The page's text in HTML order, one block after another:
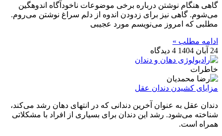
گاهی هنگام نوشتن درباره برخی موضوعات ناخودآگاه اندوهگین
می‌شوم. گاهی نیز برای زدودن اندوه از دلم سراغ نوشتن می‌روم.
مطلبی که امروز می‌نویسم مورد عجیبی
ادامه مطلب »
24 آبان 1404
4 دیدگاه
خاطرات
مزایای کشیدن دندان عقل
دندان عقل به عنوان آخرین دندانی که در انتهای دهان رشد می‌کند،
شناخته می‌شود. رشد این دندان برای بسیاری از افراد با مشکلاتی
همراه است.